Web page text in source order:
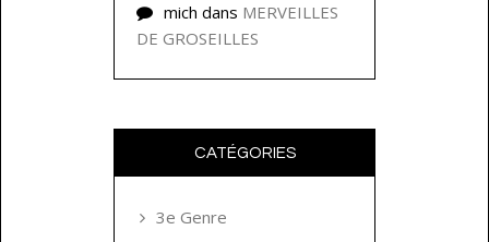
mich dans MERVEILLES
DE GROSEILLES
CATÉGORIES
3e Genre